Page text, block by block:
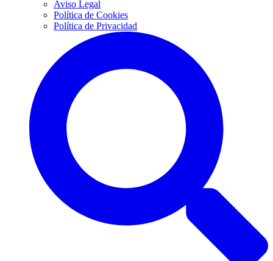
Aviso Legal
Política de Cookies
Política de Privacidad